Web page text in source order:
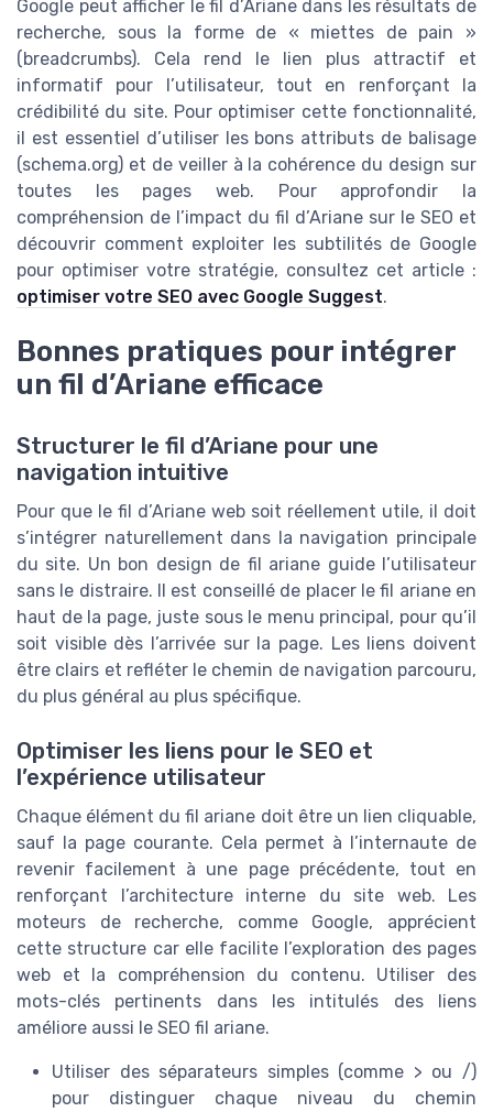
Google peut afficher le fil d’Ariane dans les résultats de
recherche, sous la forme de « miettes de pain »
(breadcrumbs). Cela rend le lien plus attractif et
informatif pour l’utilisateur, tout en renforçant la
crédibilité du site. Pour optimiser cette fonctionnalité,
il est essentiel d’utiliser les bons attributs de balisage
(schema.org) et de veiller à la cohérence du design sur
toutes les pages web. Pour approfondir la
compréhension de l’impact du fil d’Ariane sur le SEO et
découvrir comment exploiter les subtilités de Google
pour optimiser votre stratégie, consultez cet article :
optimiser votre SEO avec Google Suggest.
Bonnes pratiques pour intégrer
un fil d’Ariane efficace
Structurer le fil d’Ariane pour une
navigation intuitive
Pour que le fil d’Ariane web soit réellement utile, il doit
s’intégrer naturellement dans la navigation principale
du site. Un bon design de fil ariane guide l’utilisateur
sans le distraire. Il est conseillé de placer le fil ariane en
haut de la page, juste sous le menu principal, pour qu’il
soit visible dès l’arrivée sur la page. Les liens doivent
être clairs et refléter le chemin de navigation parcouru,
du plus général au plus spécifique.
Optimiser les liens pour le SEO et
l’expérience utilisateur
Chaque élément du fil ariane doit être un lien cliquable,
sauf la page courante. Cela permet à l’internaute de
revenir facilement à une page précédente, tout en
renforçant l’architecture interne du site web. Les
moteurs de recherche, comme Google, apprécient
cette structure car elle facilite l’exploration des pages
web et la compréhension du contenu. Utiliser des
mots-clés pertinents dans les intitulés des liens
améliore aussi le SEO fil ariane.
Utiliser des séparateurs simples (comme > ou /)
pour distinguer chaque niveau du chemin